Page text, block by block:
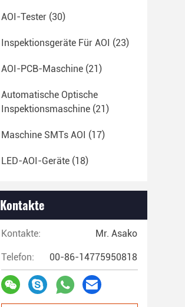
AOI-Tester (30)
Inspektionsgeräte Für AOI (23)
AOI-PCB-Maschine (21)
Automatische Optische
Inspektionsmaschine (21)
Maschine SMTs AOI (17)
LED-AOI-Geräte (18)
Kontakte
Kontakte: Mr. Asako
Telefon: 00-86-14775950818